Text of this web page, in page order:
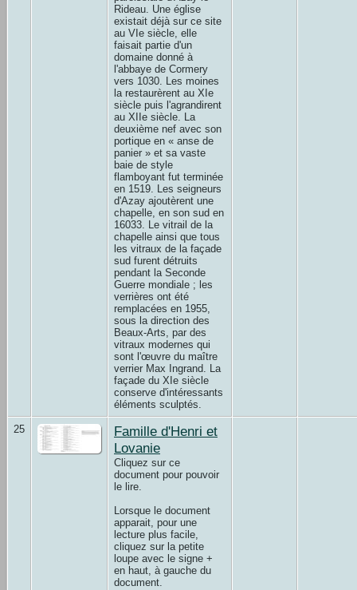
Rideau. Une église
existait déjà sur ce site
au VIe siècle, elle
faisait partie d'un
domaine donné à
l'abbaye de Cormery
vers 1030. Les moines
la restaurèrent au XIe
siècle puis l'agrandirent
au XIIe siècle. La
deuxième nef avec son
portique en « anse de
panier » et sa vaste
baie de style
flamboyant fut terminée
en 1519. Les seigneurs
d'Azay ajoutèrent une
chapelle, en son sud en
16033. Le vitrail de la
chapelle ainsi que tous
les vitraux de la façade
sud furent détruits
pendant la Seconde
Guerre mondiale ; les
verrières ont été
remplacées en 1955,
sous la direction des
Beaux-Arts, par des
vitraux modernes qui
sont l'œuvre du maître
verrier Max Ingrand. La
façade du XIe siècle
conserve d'intéressants
éléments sculptés.
25
Famille d'Henri et
Lovanie
Cliquez sur ce
document pour pouvoir
le lire.
Lorsque le document
apparait, pour une
lecture plus facile,
cliquez sur la petite
loupe avec le signe +
en haut, à gauche du
document.